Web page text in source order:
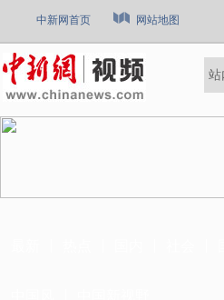
中新网首页 网站地图